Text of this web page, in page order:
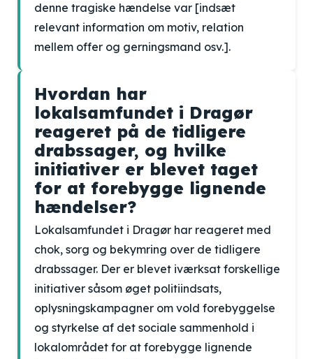
denne tragiske hændelse var [indsæt
relevant information om motiv, relation
mellem offer og gerningsmand osv.].
Hvordan har
lokalsamfundet i Dragør
reageret på de tidligere
drabssager, og hvilke
initiativer er blevet taget
for at forebygge lignende
hændelser?
Lokalsamfundet i Dragør har reageret med
chok, sorg og bekymring over de tidligere
drabssager. Der er blevet iværksat forskellige
initiativer såsom øget politiindsats,
oplysningskampagner om vold forebyggelse
og styrkelse af det sociale sammenhold i
lokalområdet for at forebygge lignende